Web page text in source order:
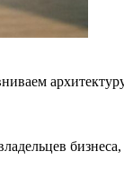
бизнеса,